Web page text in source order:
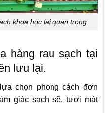
khoa học lại quan trọng
hàng rau sạch tại
lưu lại.
chọn phong cách đơn
giác sạch sẽ, tươi mát